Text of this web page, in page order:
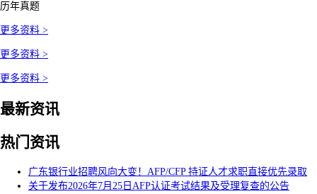
历年真题
更多资料 >
更多资料 >
更多资料 >
最新资讯
热门资讯
广东银行业招聘风向大变！AFP/CFP 持证人才求职直接优先录取
关于发布2026年7月25日AFP认证考试结果及受理复查的公告